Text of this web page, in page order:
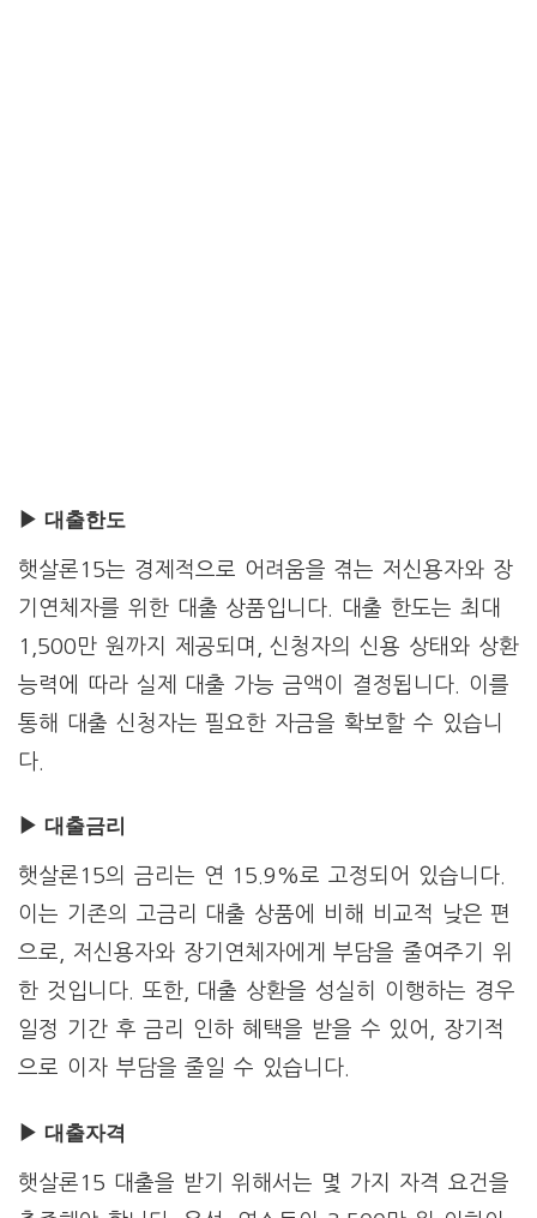
▶ 대출한도
햇살론15는 경제적으로 어려움을 겪는 저신용자와 장
기연체자를 위한 대출 상품입니다. 대출 한도는 최대
1,500만 원까지 제공되며, 신청자의 신용 상태와 상환
능력에 따라 실제 대출 가능 금액이 결정됩니다. 이를
통해 대출 신청자는 필요한 자금을 확보할 수 있습니
다.
▶ 대출금리
햇살론15의 금리는 연 15.9%로 고정되어 있습니다.
이는 기존의 고금리 대출 상품에 비해 비교적 낮은 편
으로, 저신용자와 장기연체자에게 부담을 줄여주기 위
한 것입니다. 또한, 대출 상환을 성실히 이행하는 경우
일정 기간 후 금리 인하 혜택을 받을 수 있어, 장기적
으로 이자 부담을 줄일 수 있습니다.
▶ 대출자격
햇살론15 대출을 받기 위해서는 몇 가지 자격 요건을